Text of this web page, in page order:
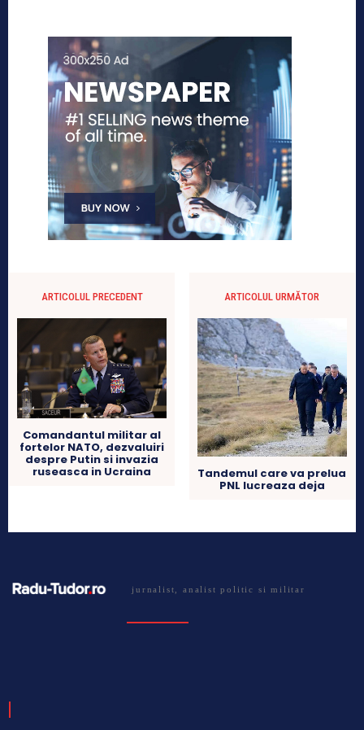
ARTICOLUL PRECEDENT
Comandantul militar al
fortelor NATO, dezvaluiri
despre Putin si invazia
ruseasca in Ucraina
ARTICOLUL URMĂTOR
Tandemul care va prelua
PNL lucreaza deja
jurnalist, analist politic si militar